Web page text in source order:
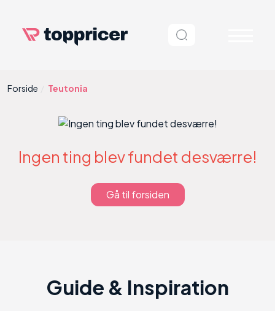
Forside Teutonia
Ingen ting blev fundet desværre!
Gå til forsiden
Guide & Inspiration